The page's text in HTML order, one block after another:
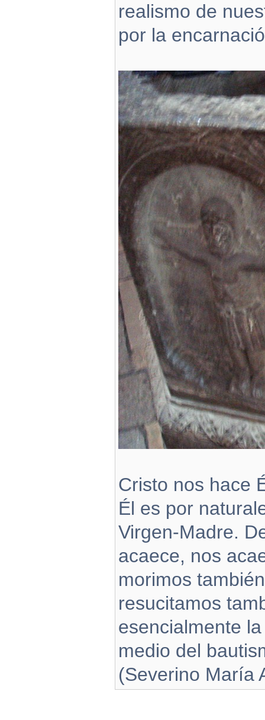
realismo de
por la
Cristo nos hace
Él es por
Virgen‑Madre.
acaece, nos
morimos
resucitamos
esencialmente
medio del
(Severino María